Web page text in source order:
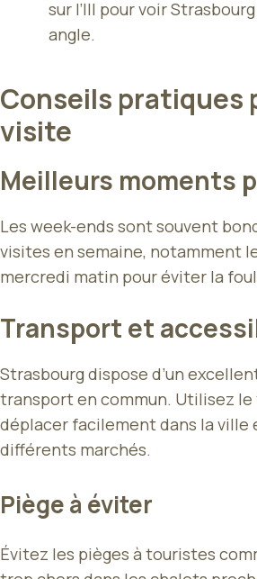
sur l’Ill pour voir
angle.
Conseils pratiques
visite
Meilleurs moments
Les week-ends sont souvent
visites en semaine, notamment
mercredi matin pour éviter la
Transport et
Strasbourg dispose d’un
transport en commun. Utilisez le
déplacer facilement dans la ville
différents marchés.
Piège à éviter
Évitez les pièges à touristes